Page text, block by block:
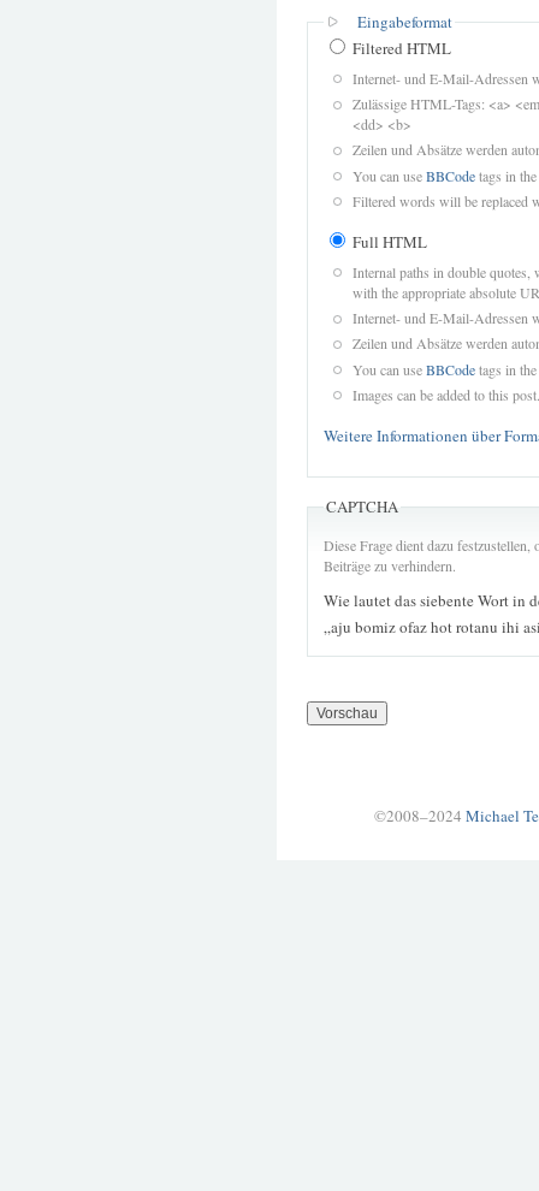
Eingabeformat
Filtered HTML
Internet- und E-Mail-Adressen
Zulässige HTML-Tags: <a>
<dd> <b>
Zeilen und Absätze werden
You can useBBCodetags in
Filtered words will be replaced
Full HTML
Internal paths in double quotes,
with the appropriate absolute
Internet- und E-Mail-Adressen
Zeilen und Absätze werden
You can useBBCodetags in
Images can be added to this post.
Weitere Informationen über
CAPTCHA
Diese Frage dient dazu
Beiträge zu verhindern.
Wie lautet das siebente Wort in
„aju bomiz ofaz hot rotanu ihi
©2008–2024 Michael